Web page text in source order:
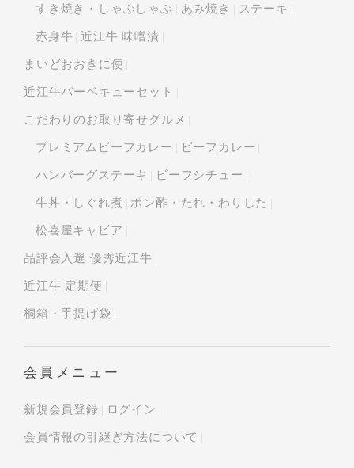
すき焼き・しゃぶしゃぶ あみ焼き ステーキ
赤身牛 近江牛 味噌漬
まいどおおきに便
近江牛バーベキューセット
こだわりのお取り寄せグルメ
プレミアムビーフカレー ビーフカレー
ハンバーグステーキ ビーフシチュー
牛丼・しぐれ煮 ポン酢・たれ・わりした
松喜屋キャビア
品評会入選 優秀近江牛
近江牛 定期便
桐箱・手提げ袋
会員メニュー
新規会員登録 ログイン
会員情報の引継ぎ方法について